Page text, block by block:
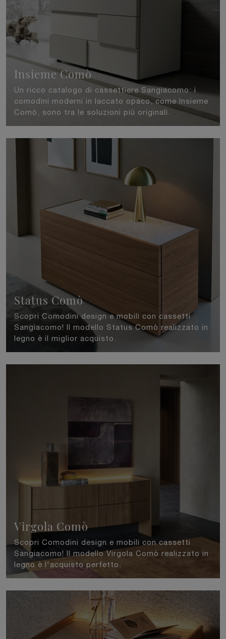
Insieme Comò
Un ricco catalogo di cassettiere Sangiacomo: i
comodini moderni in laccato opaco, come Insieme
Comò, sono tra le soluzioni più originali.
Status Comò
Scopri Comodini design e mobili con cassetti
Sangiacomo! Il modello Status Comò realizzato in
legno è il miglior acquisto.
Virgola Comò
Scopri Comodini design e mobili con cassetti
Sangiacomo! Il modello Virgola Comò realizzato in
legno è l'acquisto perfetto.